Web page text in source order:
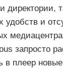
директории,
удобств и
запросто
в плеер